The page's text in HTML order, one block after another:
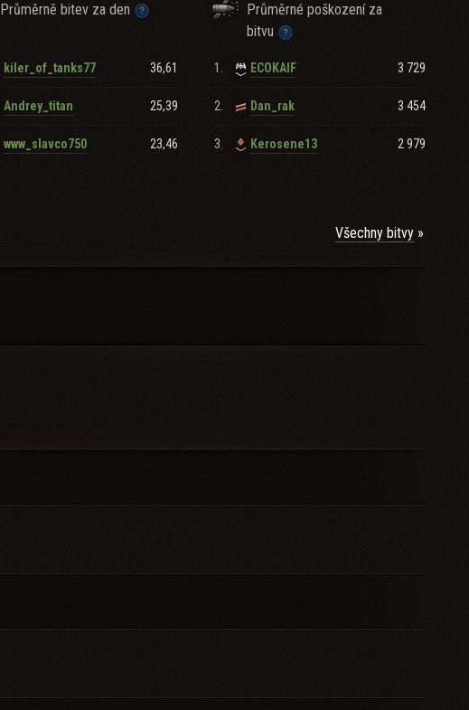
Průměrně bitev za den
Průměrné poškození za
bitvu
kiler_of_tanks77 36,61
Andrey_titan 25,39
www_slavco750 23,46
1. ECOKAIF 3 729
2. Dan_rak 3 454
3. Kerosene13 2 979
Všechny bitvy